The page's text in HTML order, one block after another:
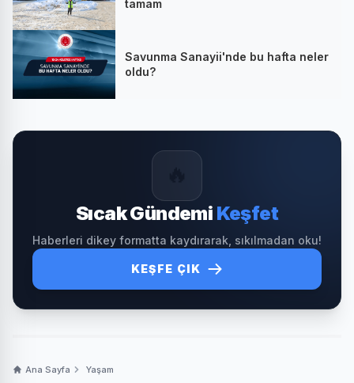
tamam
Savunma Sanayii'nde bu hafta neler
oldu?
Sıcak Gündemi Keşfet
Haberleri dikey formatta kaydırarak, sıkılmadan oku!
KEŞFE ÇIK
Ana Sayfa Yaşam